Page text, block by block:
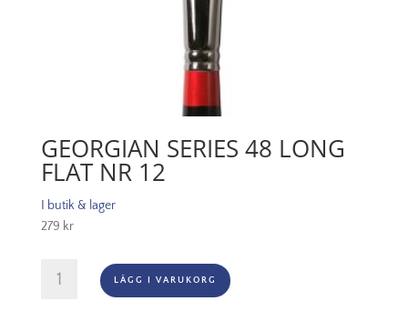
GEORGIAN SERIES 48 LONG
FLAT NR 12
I butik & lager
279 kr
Georgian
Series
LÄGG I VARUKORG